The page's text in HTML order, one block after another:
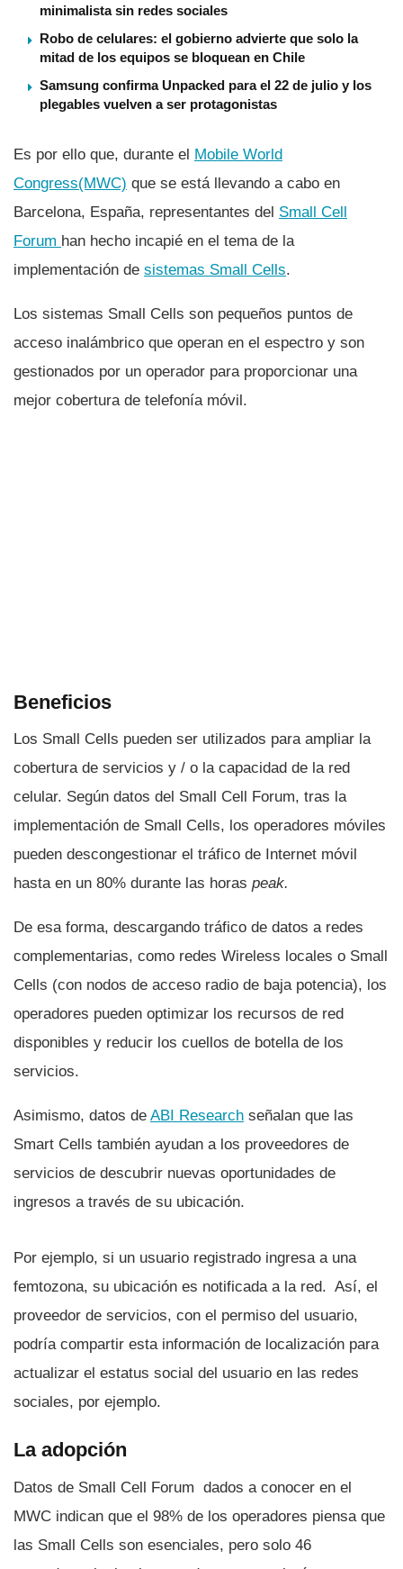
minimalista sin redes sociales
Robo de celulares: el gobierno advierte que solo la
mitad de los equipos se bloquean en Chile
Samsung confirma Unpacked para el 22 de julio y los
plegables vuelven a ser protagonistas
Es por ello que, durante el Mobile World
Congress(MWC) que se está llevando a cabo en
Barcelona, España, representantes del Small Cell
Forum han hecho incapié en el tema de la
implementación de sistemas Small Cells.
Los sistemas Small Cells son pequeños puntos de
acceso inalámbrico que operan en el espectro y son
gestionados por un operador para proporcionar una
mejor cobertura de telefoní­a móvil.
Beneficios
Los Small Cells pueden ser utilizados para ampliar la
cobertura de servicios y / o la capacidad de la red
celular. Según datos del Small Cell Forum, tras la
implementación de Small Cells, los operadores móviles
pueden descongestionar el tráfico de Internet móvil
hasta en un 80% durante las horas peak.
De esa forma, descargando tráfico de datos a redes
complementarias, como redes Wireless locales o Small
Cells (con nodos de acceso radio de baja potencia), los
operadores pueden optimizar los recursos de red
disponibles y reducir los cuellos de botella de los
servicios.
Asimismo, datos de ABI Research señalan que las
Smart Cells también ayudan a los proveedores de
servicios de descubrir nuevas oportunidades de
ingresos a través de su ubicación.
Por ejemplo, si un usuario registrado ingresa a una
femtozona, su ubicación es notificada a la red. Así­, el
proveedor de servicios, con el permiso del usuario,
podrí­a compartir esta información de localización para
actualizar el estatus social del usuario en las redes
sociales, por ejemplo.
La adopción
Datos de Small Cell Forum dados a conocer en el
MWC indican que el 98% de los operadores piensa que
las Small Cells son esenciales, pero solo 46